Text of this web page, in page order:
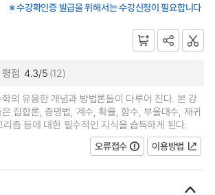
※ 수강확인증 발급을 위해서는 수강신청이 필요합니다
평점 4.3/5 (12)
의 유용한 개념과 방법론들이 다루어 진다. 본 강
집합론, 증명법, 계수, 확률, 함수, 부울대수, 재귀
즘 등에 대한 필수적인 지식을 습득하게 된다.
오류접수
이용방법